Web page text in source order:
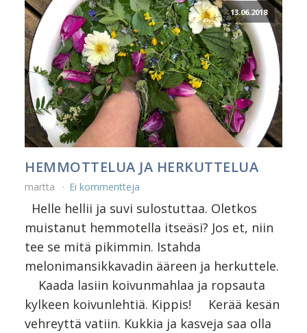
13.06.2018
HEMMOTTELUA JA HERKUTTELUA
martta Ei kommentteja
Helle hellii ja suvi sulostuttaa. Oletkos
muistanut hemmotella itseäsi? Jos et, niin
tee se mitä pikimmin. Istahda
melonimansikkavadin ääreen ja herkuttele.
Kaada lasiin koivunmahlaa ja ropsauta
kylkeen koivunlehtiä. Kippis! Kerää kesän
vehreyttä vatiin. Kukkia ja kasveja saa olla